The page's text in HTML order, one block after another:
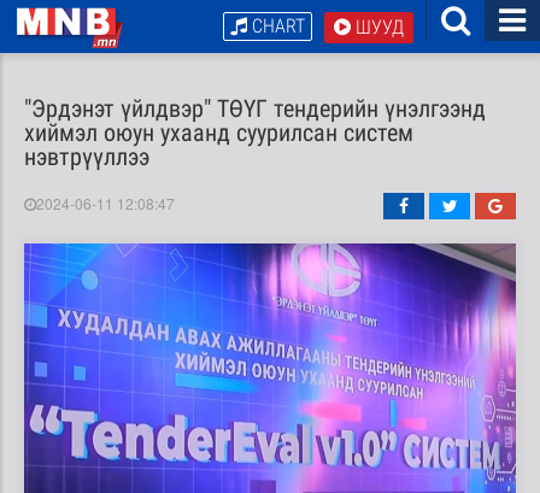
ШУУД
CHART
"Эрдэнэт үйлдвэр" ТӨҮГ тендерийн үнэлгээнд
хиймэл оюун ухаанд суурилсан систем
нэвтрүүллээ
2024-06-11 12:08:47